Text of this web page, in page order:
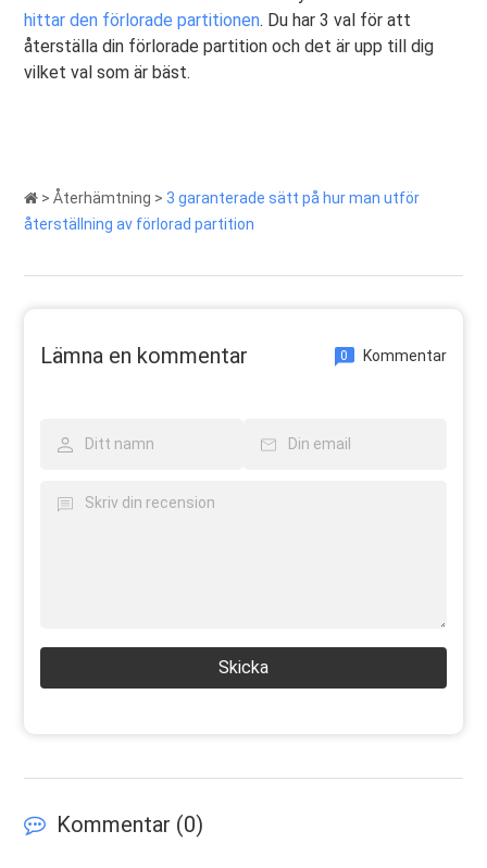
hittar den förlorade partitionen. Du har 3 val för att
återställa din förlorade partition och det är upp till dig
vilket val som är bäst.
>Återhämtning > 3 garanterade sätt på hur man utför
återställning av förlorad partition
Lämna en kommentar 0 Kommentar
Skicka
Kommentar (0)